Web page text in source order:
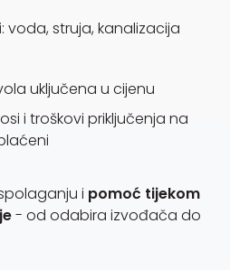
voda, struja, kanalizacija
uključena u cijenu
i troškovi priključenja na
i pomoć tijekom
- od odabira izvođača do